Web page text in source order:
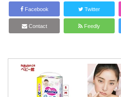
Facebook Twitter
Contact Feedly